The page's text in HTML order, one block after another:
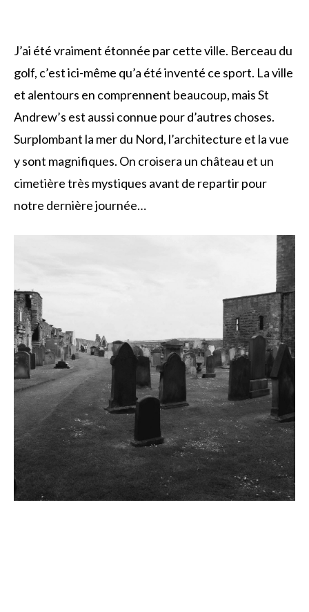
J’ai été vraiment étonnée par cette ville. Berceau du
golf, c’est ici-même qu’a été inventé ce sport. La ville
et alentours en comprennent beaucoup, mais St
Andrew’s est aussi connue pour d’autres choses.
Surplombant la mer du Nord, l’architecture et la vue
y sont magnifiques. On croisera un château et un
cimetière très mystiques avant de repartir pour
notre dernière journée…